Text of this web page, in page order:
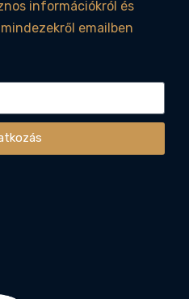
információkról és
emailben